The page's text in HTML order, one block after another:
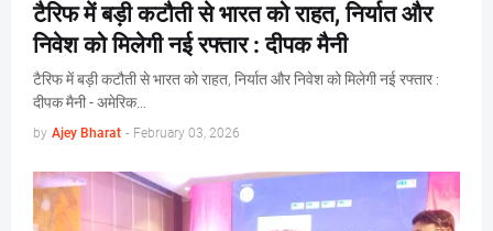
टैरिफ में बड़ी कटौती से भारत को राहत, निर्यात और
निवेश को मिलेगी नई रफ्तार : दीपक मैनी
टैरिफ में बड़ी कटौती से भारत को राहत, निर्यात और निवेश को मिलेगी नई रफ्तार :
दीपक मैनी - अमेरिक…
by Ajey Bharat - February 03, 2026